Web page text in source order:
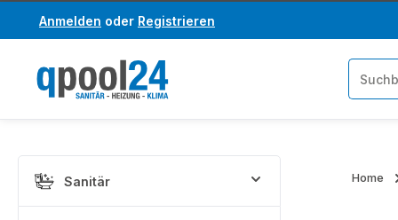
Hauptinhalt springen
Zur Suche springen
Anmelden oder Registrieren
Sanitär Home